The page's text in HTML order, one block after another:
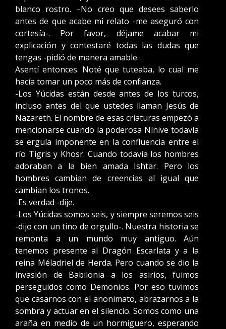
blanco rostro. –No creo que desees saberlo
antes de que acabe mi relato -me aseguró con
cortesía-. Por favor, déjame acabar mi
explicación y contestaré todas las dudas que
tengas -pidió de manera amable.
Asentí entonces. Noté que tuteaba, lo cual me
hacía tomar un poco más de confianza.
-Los Yúcidas están desde antes de los turcos,
incluso antes del que ustedes llaman Jesús de
Nazareth. El nombre de esas criaturas empezó a
mencionarse cuando la poderosa Nínive todavía
se erguía imponente en la confluencia entre el
río Tigris y Khosr. Cuando todavía los hombres
adoraban a la bien amada Ishtar. Pero los
hombres cambian de creencias al igual que
cambian los tronos.
-Es verdad -dije.
-Los Yúcidas somos seis, y siempre seremos seis
-dijo con un tino de orgullo-. Nuestra historia se
remonta a un mundo muy antiguo. Aún
tenemos presente al Dragón Escarlata y a la
reina Méladriel de Herda. Pero cuando se dio la
invasión de Babilonia a los asirios, fuimos
perseguidos como Demonios. Por eso tuvimos
que casarnos con el anonimato, abrazarnos a la
sombra y actuar en el silencio. Somos como una
araña en medio de un hormiguero, esperando